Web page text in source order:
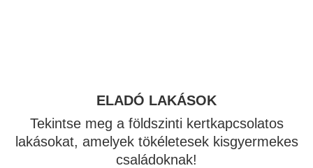
ELADÓ LAKÁSOK
Tekintse meg a földszinti kertkapcsolatos
lakásokat, amelyek tökéletesek kisgyermekes
családoknak!